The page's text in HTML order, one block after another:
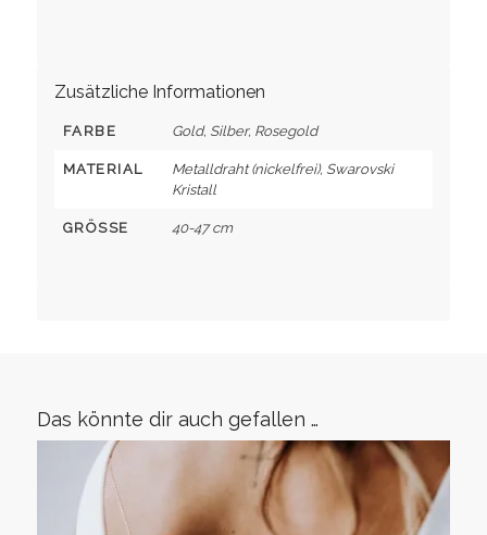
Zusätzliche Informationen
FARBE Gold, Silber, Rosegold
MATERIAL
Metalldraht (nickelfrei), Swarovski
Kristall
GRÖSSE 40-47 cm
Das könnte dir auch gefallen …